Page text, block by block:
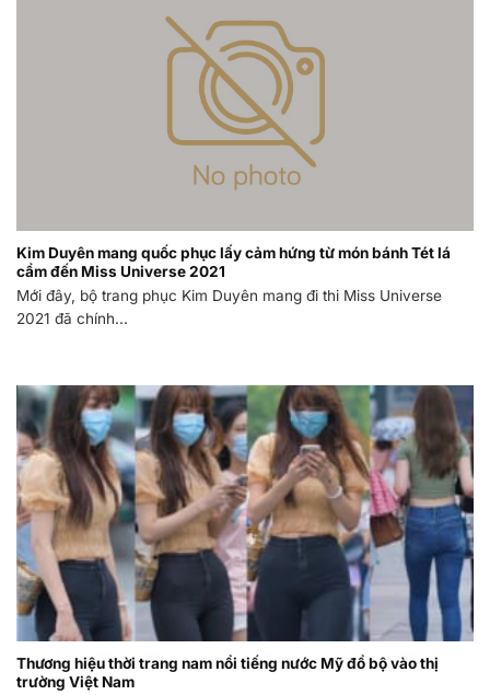
Kim Duyên mang quốc phục lấy cảm hứng từ món bánh Tét lá
cẩm đến Miss Universe 2021
Mới đây, bộ trang phục Kim Duyên mang đi thi Miss Universe
2021 đã chính...
Thương hiệu thời trang nam nổi tiếng nước Mỹ đổ bộ vào thị
trường Việt Nam